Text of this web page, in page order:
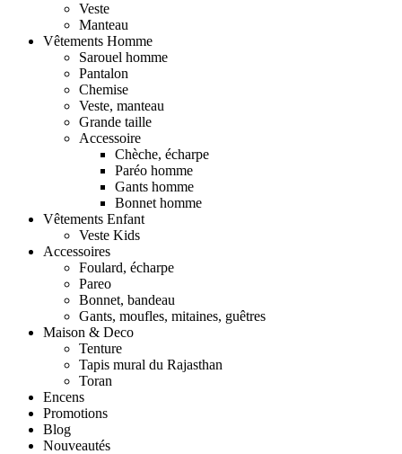
Veste
Manteau
Vêtements Homme
Sarouel homme
Pantalon
Chemise
Veste, manteau
Grande taille
Accessoire
Chèche, écharpe
Paréo homme
Gants homme
Bonnet homme
Vêtements Enfant
Veste Kids
Accessoires
Foulard, écharpe
Pareo
Bonnet, bandeau
Gants, moufles, mitaines, guêtres
Maison & Deco
Tenture
Tapis mural du Rajasthan
Toran
Encens
Promotions
Blog
Nouveautés